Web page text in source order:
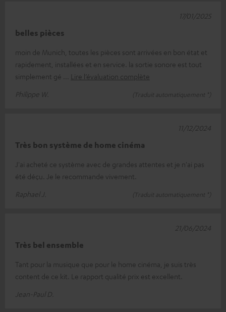
belles pièces
moin de Munich, toutes les pièces sont arrivées en bon état et
rapidement, installées et en service. la sortie sonore est tout
simplement gé
Lire l’évaluation complète
Philippe W.
(Traduit automatiquement *)
17/01/2025
Très bon système de home cinéma
J'ai acheté ce système avec de grandes attentes et je n'ai pas
été déçu. Je le recommande vivement.
Raphael J.
(Traduit automatiquement *)
11/12/2024
Très bel ensemble
Tant pour la musique que pour le home cinéma, je suis très
content de ce kit. Le rapport qualité prix est excellent.
Jean-Paul D.
21/06/2024